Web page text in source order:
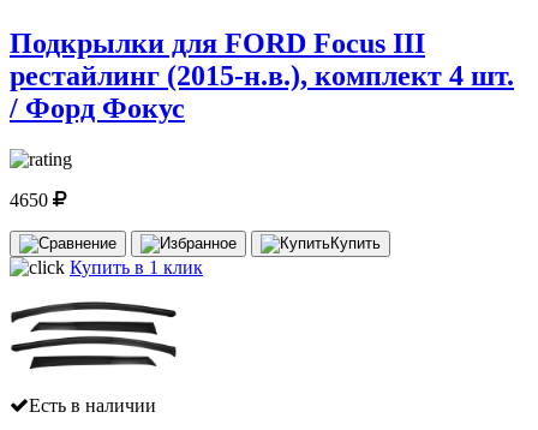
Подкрылки для FORD Focus III
рестайлинг (2015-н.в.), комплект 4 шт.
/ Форд Фокус
4650
Купить
Купить в 1 клик
Есть в наличии